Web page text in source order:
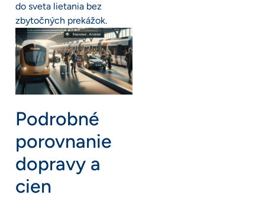
do sveta lietania bez
zbytočných prekážok.
Podrobné
porovnanie
dopravy a
cien